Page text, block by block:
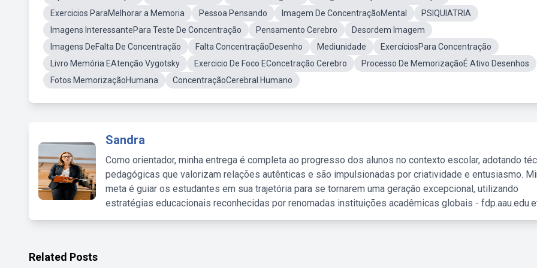
Exercicios ParaMelhorar a Memoria
Pessoa Pensando Imagem De ConcentraçãoMental
PSIQUIATRIA
Imagens InteressantePara Teste De Concentração
Pensamento Cerebro
Desordem Imagem
Imagens DeFalta De Concentração
Falta ConcentraçãoDesenho Mediunidade
ExercíciosPara Concentração
Livro Memória EAtenção Vygotsky
Exercicio De Foco EConcetração Cerebro
Processo De MemorizaçãoÉ Ativo Desenhos
Fotos MemorizaçãoHumana
ConcentraçãoCerebral Humano
Sandra
Como orientador, minha entrega é completa ao progresso dos alunos no contexto escolar, adotando
pedagógicas que valorizam relações autênticas e são impulsionadas por criatividade e entusiasmo.
meta é guiar os estudantes em sua trajetória para se tornarem uma geração excepcional, utilizando
estratégias educacionais reconhecidas por renomadas instituições acadêmicas globais -
Related Posts